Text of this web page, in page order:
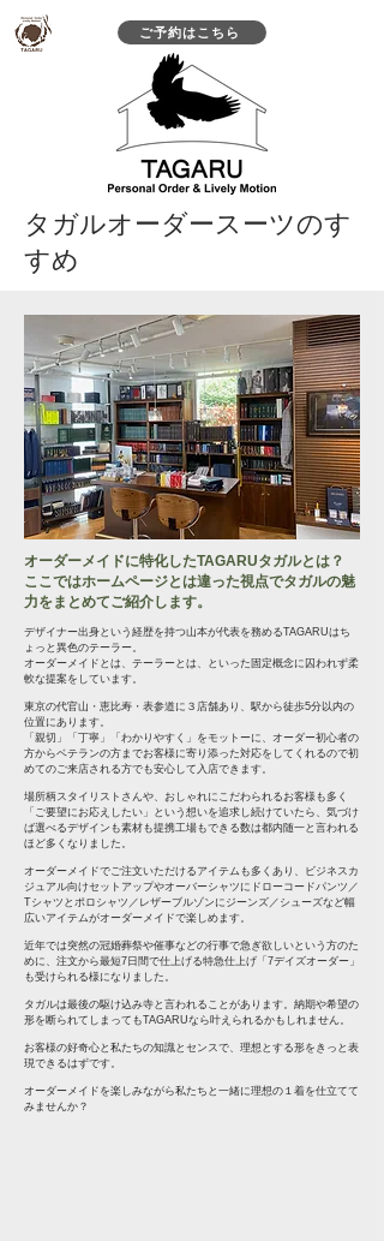
ご予約はこちら
タガルオーダースーツのす
すめ
オーダーメイドに特化したTAGARUタガルとは？
ここではホームページとは違った視点でタガルの魅
力をまとめてご紹介します。
デザイナー出身という経歴を持つ山本が代表を務めるTAGARUはち
ょっと異色のテーラー。
オーダーメイドとは、テーラーとは、といった固定概念に囚われず柔
軟な提案をしています。
東京の代官山・恵比寿・表参道に３店舗あり、駅から徒歩5分以内の
位置にあります。
「親切」「丁寧」「わかりやすく」をモットーに、オーダー初心者の
方からベテランの方までお客様に寄り添った対応をしてくれるので初
めてのご来店される方でも安心して入店できます。
場所柄スタイリストさんや、おしゃれにこだわられるお客様も多く
「ご要望にお応えしたい」という想いを追求し続けていたら、気づけ
ば選べるデザインも素材も提携工場もできる数は都内随一と言われる
ほど多くなりました。
オーダーメイドでご注文いただけるアイテムも多くあり、ビジネスカ
ジュアル向けセットアップやオーバーシャツにドローコードパンツ／
Tシャツとポロシャツ／レザーブルゾンにジーンズ／シューズなど幅
広いアイテムがオーダーメイドで楽しめます。
近年では突然の冠婚葬祭や催事などの行事で急ぎ欲しいという方のた
めに、注文から最短7日間で仕上げる特急仕上げ「7デイズオーダー」
も受けられる様になりました。
タガルは最後の駆け込み寺と言われることがあります。納期や希望の
形を断られてしまってもTAGARUなら叶えられるかもしれません。
お客様の好奇心と 私たちの知識とセンスで、理想とする形をきっと表
現できるはずです。
オーダーメイドを楽しみながら私たちと一緒に理想の１着を仕立てて
みませんか？